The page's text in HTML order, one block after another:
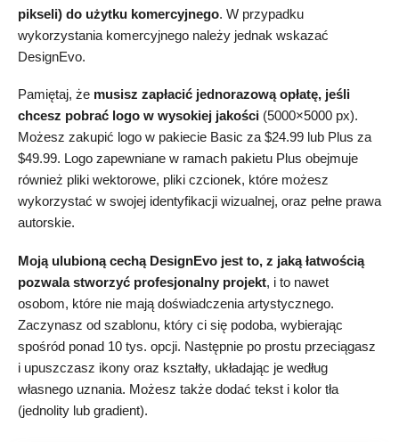
pikseli) do użytku komercyjnego. W przypadku
wykorzystania komercyjnego należy jednak wskazać
DesignEvo.
Pamiętaj, że musisz zapłacić jednorazową opłatę, jeśli
chcesz pobrać logo w wysokiej jakości (5000×5000 px).
Możesz zakupić logo w pakiecie Basic za $24.99 lub Plus za
$49.99. Logo zapewniane w ramach pakietu Plus obejmuje
również pliki wektorowe, pliki czcionek, które możesz
wykorzystać w swojej identyfikacji wizualnej, oraz pełne prawa
autorskie.
Moją ulubioną cechą DesignEvo jest to, z jaką łatwością
pozwala stworzyć profesjonalny projekt, i to nawet
osobom, które nie mają doświadczenia artystycznego.
Zaczynasz od szablonu, który ci się podoba, wybierając
spośród ponad 10 tys. opcji. Następnie po prostu przeciągasz
i upuszczasz ikony oraz kształty, układając je według
własnego uznania. Możesz także dodać tekst i kolor tła
(jednolity lub gradient).